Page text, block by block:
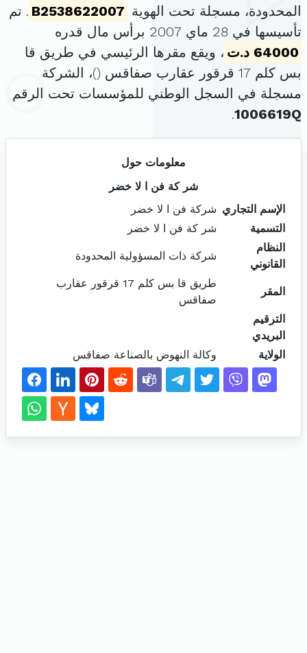
المحدودة، مسجلة تحت الهوية B2538622007 . تم
تأسيسها في 28 ماي 2007 برأس مال قدره
64000 د.ت
، ويقع مقرها الرئيسي في طريق قا
بس كلم 17 قرقور عقارب صفاقس (
)، الشركة
مسجلة في السجل الوطني للمؤسسات تحت الرقم
1006619Q
.
معلومات حول
شر كة فن ا لا خضر
الإسم التجاري شركة فن ا لا خضر
التسمية
شر كة فن ا لا خضر
النظام
القانوني
شركة ذات المسؤولية المحدودة
المقر
طريق قا بس كلم 17 قرقور عقارب
صفاقس
الترقيم
البريدي
الولاية
وكالة النهوض بالصناعة صفاقس